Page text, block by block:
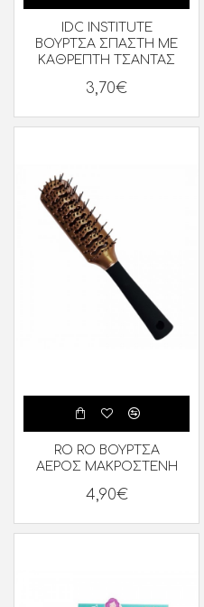
IDC INSTITUTE
ΒΟΥΡΤΣΑ ΣΠΑΣΤΗ ΜΕ
ΚΑΘΡΕΠΤΗ ΤΣΑΝΤΑΣ
3,70€
RO RO ΒΟΥΡΤΣΑ
ΑΕΡΟΣ ΜΑΚΡΟΣΤΕΝΗ
4,90€